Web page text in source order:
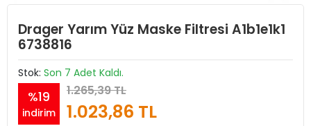
Drager Yarım Yüz Maske Filtresi A1b1e1k1
6738816
Stok: Son 7 Adet Kaldı.
%19
indirim
1.265,39 TL
1.023,86 TL